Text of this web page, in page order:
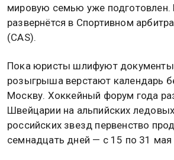
мировую семью уже подготовлен.
развернётся в Спортивном
(CAS).
Пока юристы шлифуют
розыгрыша верстают календарь
Москву. Хоккейный форум года
Швейцарии на альпийских
российских звезд первенство
семнадцать дней — с 15 по 31 мая